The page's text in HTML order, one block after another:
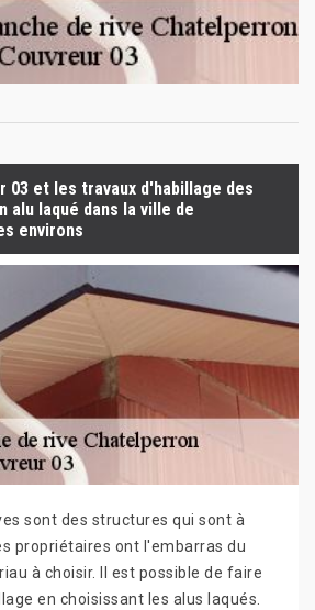
03 et les travaux d'habillage des
alu laqué dans la ville de
environs
sont des structures qui sont à
propriétaires ont l'embarras du
à choisir. Il est possible de faire
en choisissant les alus laqués.